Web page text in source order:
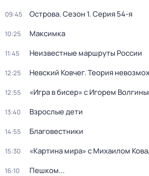
09:45 Острова. Сезон 1. Серия 54-я
10:25 Максимка
11:45 Неизвестные маршруты России
12:25 Невский Ковчег. Теория
12:55 «Игра в бисер» с Игорем
13:40 Взрослые дети
14:55 Благовестники
15:30 «Картина мира» с Михаилом
16:10 Пешком...